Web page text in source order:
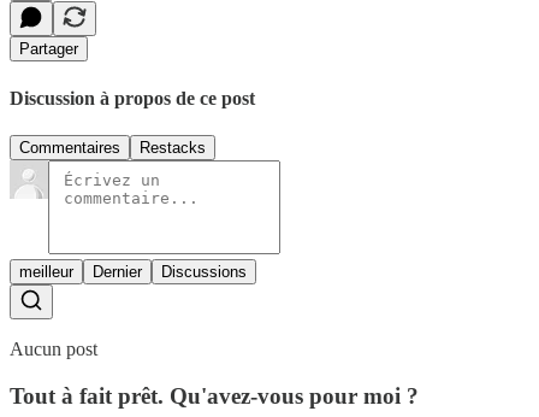
Partager
Discussion à propos de ce post
Commentaires Restacks
meilleur Dernier Discussions
Aucun post
Tout à fait prêt. Qu'avez-vous pour moi ?